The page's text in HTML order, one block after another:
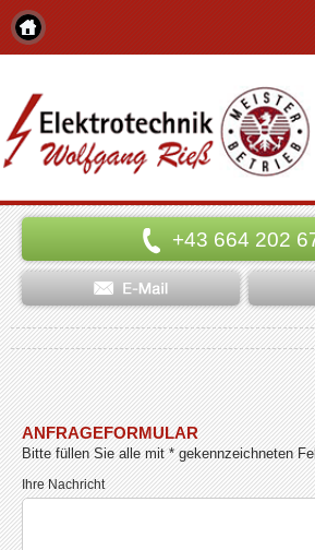
+43 664 202
ANFRAGEFORMULAR
Bitte füllen Sie alle mit*gekennzeichneten
Ihre Nachricht